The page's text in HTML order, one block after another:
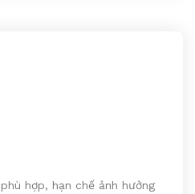
hợp, hạn chế ảnh hưởng